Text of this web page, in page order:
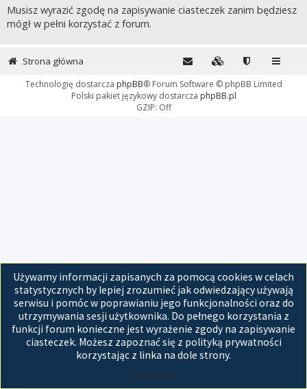
Musisz wyrazić zgodę na zapisywanie ciasteczek zanim będziesz
mógł w pełni korzystać z forum.
Używamy informacji zapisanych za pomocą cookies w celach
statystycznych by lepiej zrozumieć jak odwiedzający używają
serwisu i pomóc w poprawianiu jego funkcjonalności oraz do
utrzymywania sesji użytkownika. Do pełnego korzystania z
funkcji forum konieczne jest wyrażenie zgody na zapisywanie
ciasteczek. Możesz zapoznać się z polityką prywatności
korzystając z linka na dole strony.
Akceptuję
Strona główna
Technologię dostarcza phpBB® Forum Software © phpBB Limited
Polski pakiet językowy dostarcza phpBB.pl
GZIP: Off